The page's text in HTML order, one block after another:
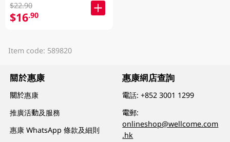
$22.90
$16.90
Item code: 589820
關於惠康
關於惠康
推廣活動及服務
惠康 WhatsApp 條款及細則
惠康網店查詢
電話:+852 3001 1299
電郵:
onlineshop@wellcome.com
.hk